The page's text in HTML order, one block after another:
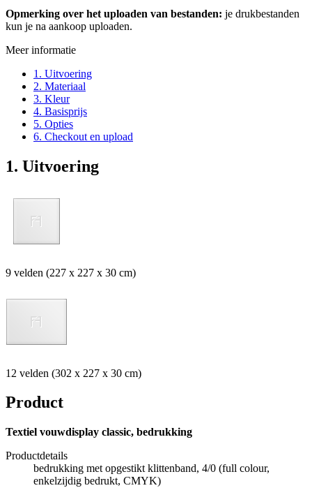
Opmerking over het uploaden van bestanden: je drukbestanden
kun je na aankoop uploaden.
Meer informatie
1. Uitvoering
2. Materiaal
3. Kleur
4. Basisprijs
5. Opties
6. Checkout en upload
1. Uitvoering
9 velden (227 x 227 x 30 cm)
12 velden (302 x 227 x 30 cm)
Product
Textiel vouwdisplay classic, bedrukking
Productdetails
bedrukking met opgestikt klittenband, 4/0 (full colour,
enkelzijdig bedrukt, CMYK)